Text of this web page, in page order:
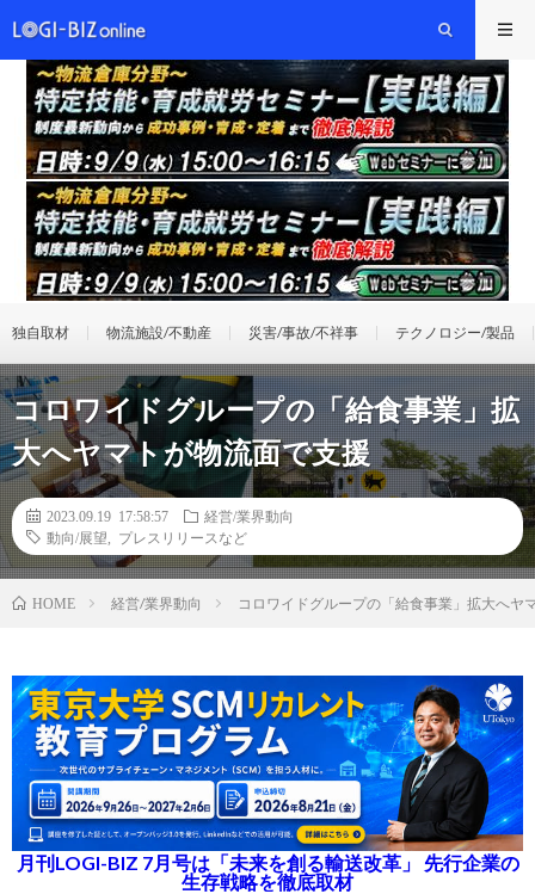
独自取材 物流施設/不動産 災害/事故/不祥事 テクノロジー/製品
コロワイドグループの「給食事業」拡
大へヤマトが物流面で支援
2023.09.19 17:58:57
経営/業界動向
動向/展望
プレスリリースなど
HOME 経営/業界動向 コロワイドグループの「給食事業」拡大へヤ
月刊LOGI-BIZ 7月号は「未来を創る輸送改革」 先行企業の
生存戦略を徹底取材